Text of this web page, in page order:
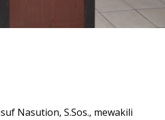
Nasution, S.Sos., mewakili